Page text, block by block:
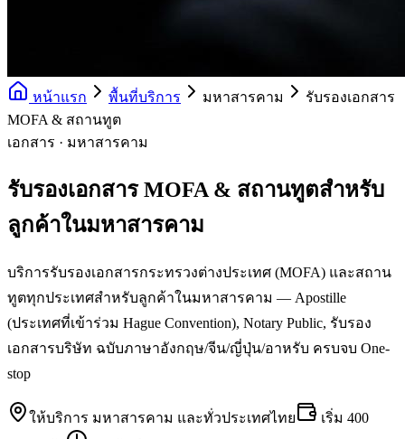
หน้าแรก พื้นที่บริการ มหาสารคาม
รับรองเอกสาร
MOFA & สถานทูต
เอกสาร · มหาสารคาม
รับรองเอกสาร MOFA & สถานทูตสำหรับ
ลูกค้าในมหาสารคาม
บริการรับรองเอกสารกระทรวงต่างประเทศ (MOFA) และสถาน
ทูตทุกประเทศสำหรับลูกค้าในมหาสารคาม — Apostille
(ประเทศที่เข้าร่วม Hague Convention), Notary Public, รับรอง
เอกสารบริษัท ฉบับภาษาอังกฤษ/จีน/ญี่ปุ่น/อาหรับ ครบจบ One-
stop
ให้บริการ มหาสารคาม และทั่วประเทศไทย เริ่ม 400